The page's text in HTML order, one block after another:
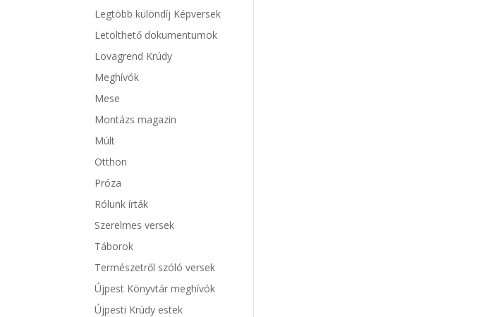
Legtöbb különdíj Képversek
Letölthető dokumentumok
Lovagrend Krúdy
Meghívók
Mese
Montázs magazin
Múlt
Otthon
Próza
Rólunk írták
Szerelmes versek
Táborok
Természetről szóló versek
Újpest Könyvtár meghívók
Újpesti Krúdy estek